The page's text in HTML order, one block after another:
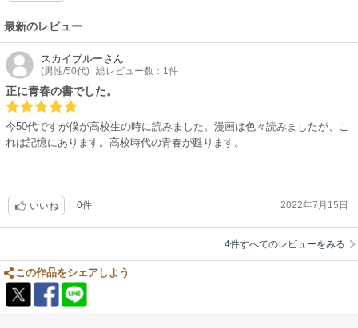
最新のレビュー
スカイブルーさん
(男性/50代) 総レビュー数：1件
正に青春の書でした。
今50代ですが僕が高校生の時に読みました。漫画は色々読みましたが、こ
れは記憶にあります。高校時代の青春が甦ります。
いいね 0件 2022年7月15日
4件すべてのレビューをみる
この作品をシェアしよう